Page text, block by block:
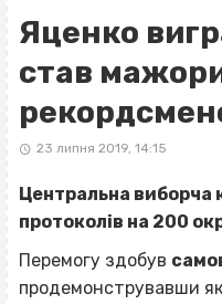
Яценко
став
23 липня 2019, 14:15
Центральна виборча
протоколів на 200
Перемогу здобув
продемонструвавши